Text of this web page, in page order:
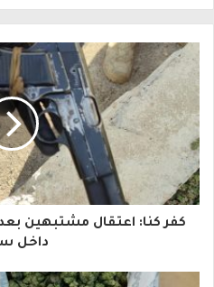
ب
ي
د
ك
ا
إ
كفر كنا: اعتقال مشتبهين
داخل